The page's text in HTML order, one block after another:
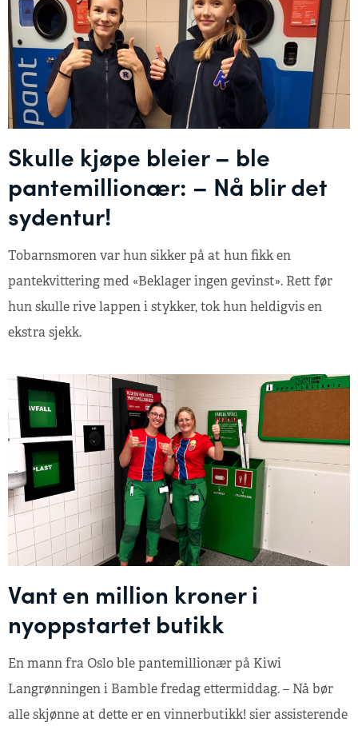
Skulle kjøpe bleier – ble
pantemillionær: – Nå blir det
sydentur!
Tobarnsmoren var hun sikker på at hun fikk en
pantekvittering med «Beklager ingen gevinst». Rett før
hun skulle rive lappen i stykker, tok hun heldigvis en
ekstra sjekk.
Vant en million kroner i
nyoppstartet butikk
En mann fra Oslo ble pantemillionær på Kiwi
Langrønningen i Bamble fredag ettermiddag. – Nå bør
alle skjønne at dette er en vinnerbutikk! sier assisterende